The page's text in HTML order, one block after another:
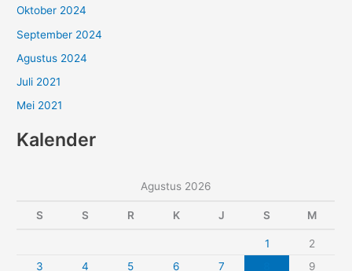
Oktober 2024
September 2024
Agustus 2024
Juli 2021
Mei 2021
Kalender
Agustus 2026
S S R K J S M
1
2
3
4 5 6 7 9